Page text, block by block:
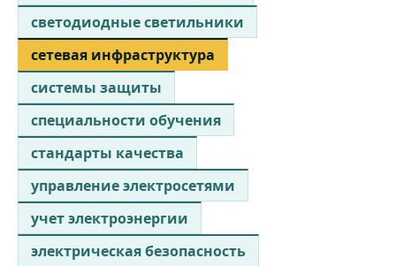
светодиодные светильники
сетевая инфраструктура
системы защиты
специальности обучения
стандарты качества
управление электросетями
учет электроэнергии
электрическая безопасность